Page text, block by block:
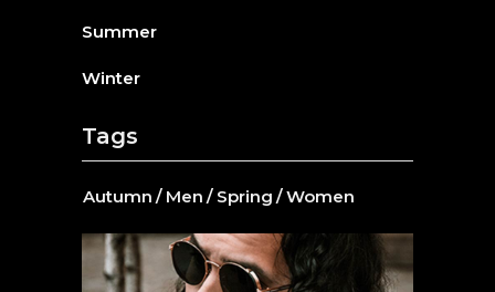
Summer
Winter
Tags
Autumn Men Spring Women